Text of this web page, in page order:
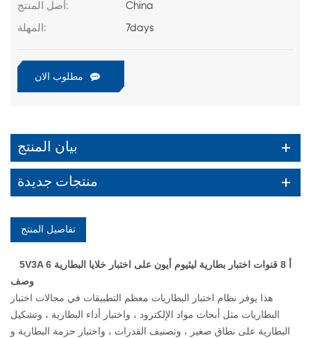
أصل المنتج: China
المهلة: 7days
مطلوب الان
بيان المنتج
منتجات جديدة
تفاصيل المنتج
وصف
هذا يوفر نظام اختبار البطاريات معظم التطبيقات في مجالات اختبار
البطاريات مثل أبحاث مواد الإلكترود ، واختبار أداء البطارية ، وتشكيل
البطارية على نطاق صغير ، وتصنيف القدرات ، واختبار حزمة البطارية و